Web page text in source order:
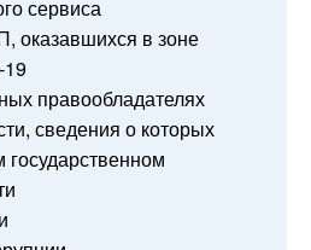
сервиса
оказавшихся в зоне
19
правообладателях
сведения о которых
государственном